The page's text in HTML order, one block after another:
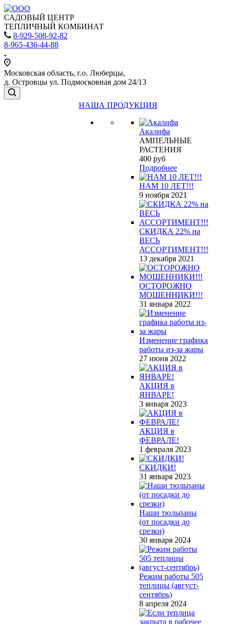
САДОВЫЙ ЦЕНТР
ТЕПЛИЧНЫЙ КОМБИНАТ
8-929-508-92-82
8-965-436-44-88
Московская область, г.о. Люберцы,
д. Островцы ул. Подмосковная дом 24/13
НАША ПРОДУКЦИЯ
Акалифа
АМПЕЛЬНЫЕ
РАСТЕНИЯ
400 руб
Подробнее
НАМ 10 ЛЕТ!!!
9 ноября 2021
СКИДКА 22% на
ВЕСЬ
АССОРТИМЕНТ!!!
13 декабря 2021
ОСТОРОЖНО
МОШЕННИКИ!!!
31 января 2022
Изменение графика
работы из-за жары
27 июня 2022
АКЦИЯ в
ЯНВАРЕ!
3 января 2023
АКЦИЯ в
ФЕВРАЛЕ!
1 февраля 2023
СКИДКИ!
31 января 2023
Наши тюльпаны
(от посадки до
срезки)
30 января 2024
Режим работы 505
теплицы (август-
сентябрь)
8 апреля 2024